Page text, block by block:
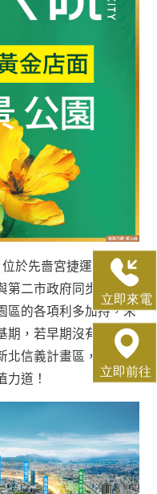
於先嗇宮捷運站旁，
第二市政府同步開發，
區的各項利多加持，未
期，若早期沒有跟上信
北信義計畫區，還不算
道！